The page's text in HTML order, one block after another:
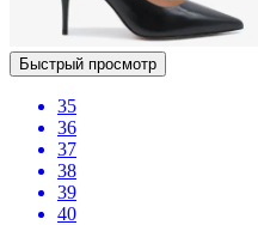
Быстрый просмотр
35
36
37
38
39
40